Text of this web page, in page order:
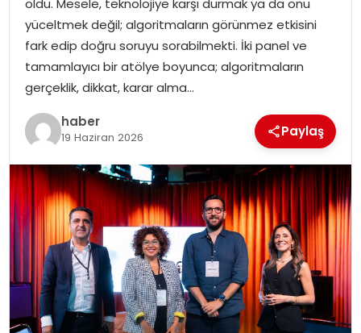
TEKNOLOJI
yüceltmek değil; algoritmaların görünmez etkisini
fark edip doğru soruyu sorabilmekti. İki panel ve
tamamlayıcı bir atölye boyunca; algoritmaların
gerçeklik, dikkat, karar alma…
haber
19 Haziran 2026 Paylaş